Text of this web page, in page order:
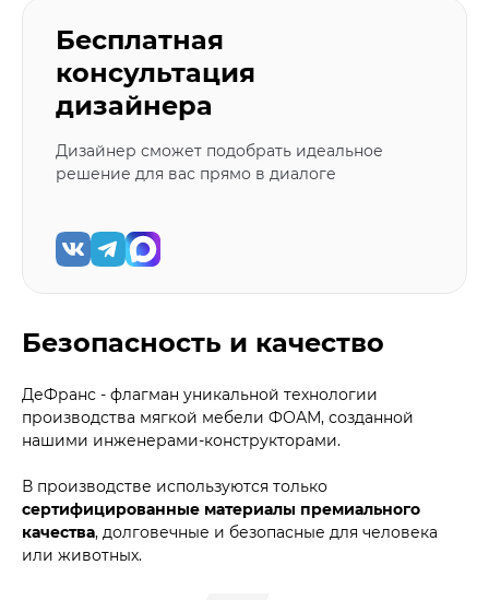
Бесплатная
консультация
дизайнера
Дизайнер сможет подобрать идеальное
решение для вас прямо в диалоге
Безопасность и качество
ДеФранс - флагман уникальной технологии
производства мягкой мебели ФОАМ, созданной
нашими инженерами-конструкторами.
В производстве используются только
сертифицированные материалы премиального
качества, долговечные и безопасные для человека
или животных.